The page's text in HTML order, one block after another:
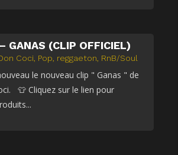
GANAS (CLIP OFFICIEL)
Coci, Pop, reggaeton, RnB/Soul
le nouveau clip " Ganas " de
👕 Cliquez sur le lien pour